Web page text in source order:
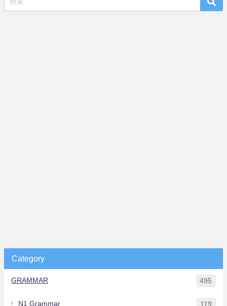
Category
GRAMMAR 495
N1 Grammar 119